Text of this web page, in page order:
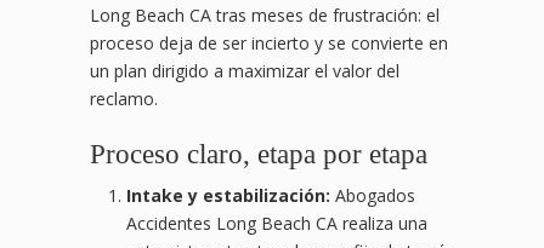
Long Beach CA tras meses de frustración: el
proceso deja de ser incierto y se convierte en
un plan dirigido a maximizar el valor del
reclamo.
Proceso claro, etapa por etapa
Intake y estabilización: Abogados
Accidentes Long Beach CA realiza una